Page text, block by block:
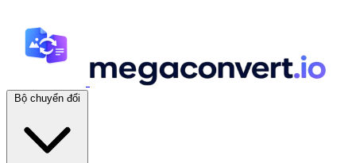
Bộ chuyển đổi